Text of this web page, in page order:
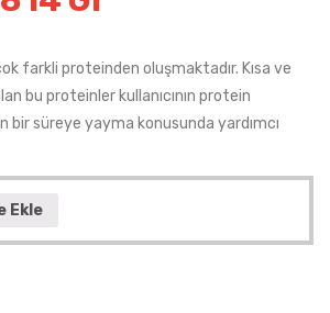
farkli proteinden oluşmaktadır. Kısa ve
bu proteinler kullanıcının protein
bir süreye yayma konusunda yardımcı
Ekle